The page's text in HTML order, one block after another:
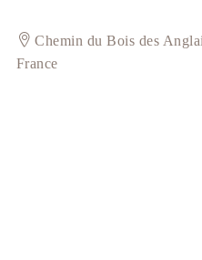
Chemin du Bois des
France